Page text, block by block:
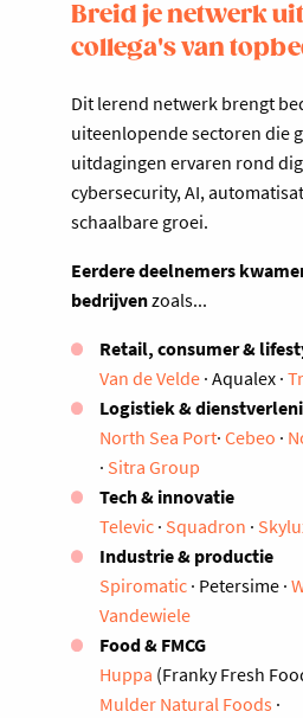
Breid je netwerk
collega's van
Dit lerend netwerk brengt
uiteenlopende sectoren die
uitdagingen ervaren rond
cybersecurity, AI,
schaalbare groei.
Eerdere deelnemers
bedrijvenzoals...
Retail, consumer &
Van de Velde · Aqualex ·
Logistiek &
North Sea Port· Cebeo ·
· Sitra Group
Tech & innovatie
Televic · Squadron ·
Industrie & productie
Spiromatic · Petersime ·
Vandewiele
Food & FMCG
Huppa (Franky Fresh
Mulder Natural Foods ·